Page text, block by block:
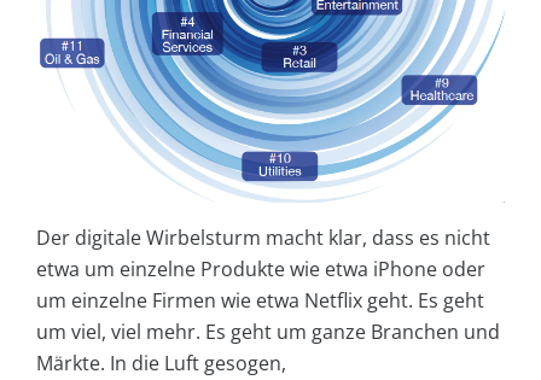
Der digitale Wirbelsturm macht klar, dass es nicht
etwa um einzelne Produkte wie etwa iPhone oder
um einzelne Firmen wie etwa Netflix geht. Es geht
um viel, viel mehr. Es geht um ganze Branchen und
Märkte. In die Luft gesogen,